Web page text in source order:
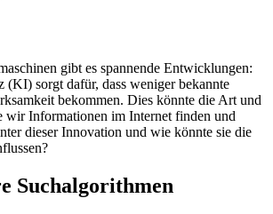
gibt es spannende Entwicklungen:
(KI) sorgt dafür, dass weniger bekannte
bekommen. Dies könnte die Art und
wir Informationen im Internet finden und
dieser Innovation und wie könnte sie die
Suchalgorithmen